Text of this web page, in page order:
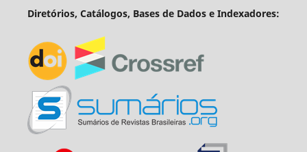
Diretórios, Catálogos, Bases de Dados e Indexadores: